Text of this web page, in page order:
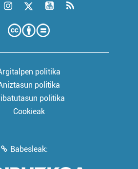
politika
politika
politika
Cookieak
Babesleak: